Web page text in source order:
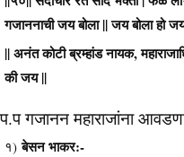
गजाननाची जय बोला || जय बोला हो
|| अनंत कोटी ब्रम्हांड नायक,
की जय ||
प.प गजानन महाराजांना
१)बेसन भाकर:-